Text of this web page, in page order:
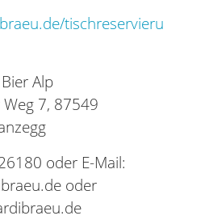
tischreservierung
Alp
7, 87549
oder E-Mail:
oder